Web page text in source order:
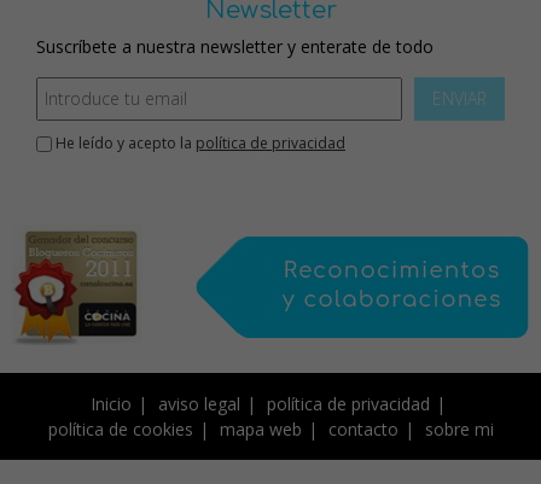
Newsletter
Suscríbete a nuestra newsletter y enterate de todo
ENVIAR
He leído y acepto la política de privacidad
Inicio aviso legal
política de privacidad
política de cookies
mapa web contacto sobre mi